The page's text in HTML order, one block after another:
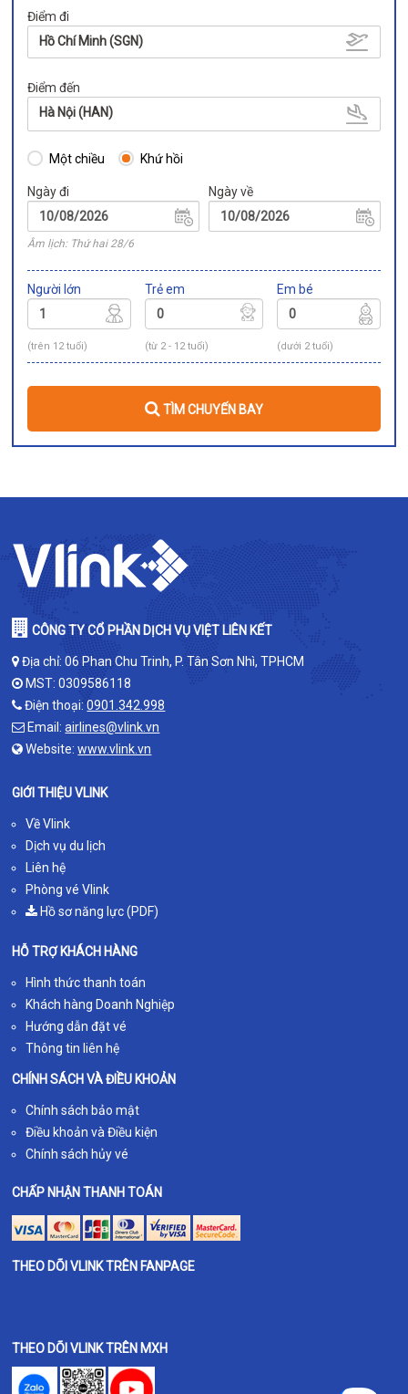
Điểm đi
Hồ Chí Minh (SGN)
Điểm đến
Hà Nội (HAN)
Một chiều Khứ hồi
Ngày đi
Âm lịch: Thứ hai 28/6
Ngày về
Người lớn
(trên 12 tuổi)
Trẻ em
(từ 2 - 12 tuổi)
Em bé
(dưới 2 tuổi)
TÌM CHUYẾN BAY
CÔNG TY CỔ PHẦN DỊCH VỤ VIỆT LIÊN KẾT
Địa chỉ: 06 Phan Chu Trinh, P. Tân Sơn Nhì, TPHCM
MST: 0309586118
Điện thoại:0901.342.998
Email:airlines@vlink.vn
Website:www.vlink.vn
GIỚI THIỆU VLINK
Về Vlink
Dịch vụ du lịch
Liên hệ
Phòng vé Vlink
Hồ sơ năng lực (PDF)
HỖ TRỢ KHÁCH HÀNG
Hình thức thanh toán
Khách hàng Doanh Nghiệp
Hướng dẫn đặt vé
Thông tin liên hệ
CHÍNH SÁCH VÀ ĐIỀU KHOẢN
Chính sách bảo mật
Điều khoản và Điều kiện
Chính sách hủy vé
CHẤP NHẬN THANH TOÁN
THEO DÕI VLINK TRÊN FANPAGE
THEO DÕI VLINK TRÊN MXH